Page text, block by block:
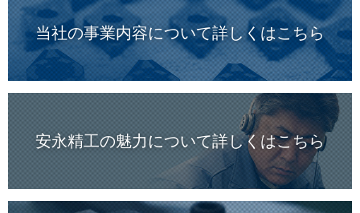
当社の事業内容について詳しくはこちら
安永精工の魅力について詳しくはこちら